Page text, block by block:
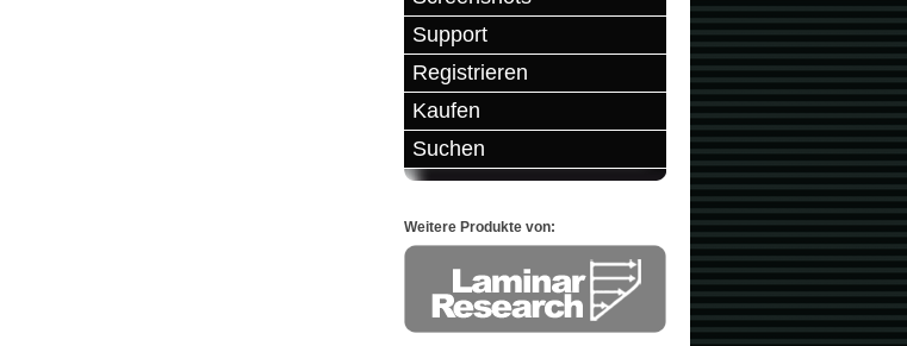
Support
Registrieren
Kaufen
Suchen
Weitere Produkte von: